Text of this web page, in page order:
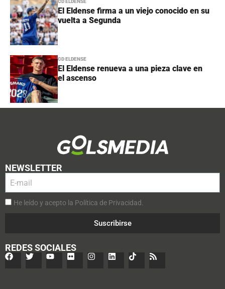
CD ELDENSE
El Eldense firma a un viejo conocido en su
vuelta a Segunda
CD ELDENSE
El Eldense renueva a una pieza clave en
el ascenso
NEWSLETTER
He leído y acepto la Política de Privacidad.
Suscribirse
REDES SOCIALES